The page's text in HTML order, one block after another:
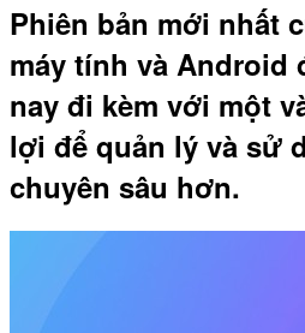
Phiên bản mới nhất
máy tính và Android
nay đi kèm với một
lợi để quản lý và sử
chuyên sâu hơn.